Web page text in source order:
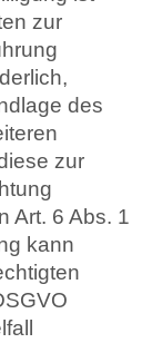
zur
des
zur
Art. 6 Abs. 1
kann